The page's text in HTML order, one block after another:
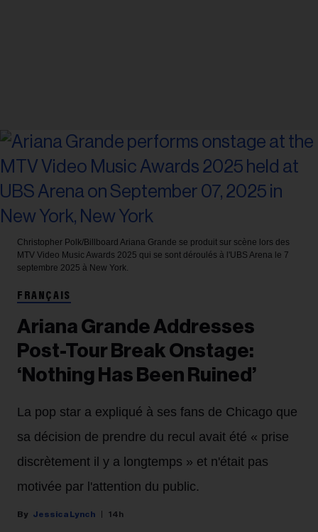
Christopher Polk/Billboard Ariana Grande se produit sur scène lors des
MTV Video Music Awards 2025 qui se sont déroulés à l'UBS Arena le 7
septembre 2025 à New York.
FRANÇAIS
Ariana Grande Addresses
Post-Tour Break Onstage:
‘Nothing Has Been Ruined’
La pop star a expliqué à ses fans de Chicago que
sa décision de prendre du recul avait été « prise
discrètement il y a longtemps » et n'était pas
motivée par l'attention du public.
Jessica Lynch 14h